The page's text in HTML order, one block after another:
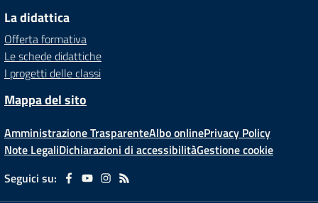
La didattica
Offerta formativa
Le schede didattiche
I progetti delle classi
Mappa del sito
Amministrazione TrasparenteAlbo onlinePrivacy Policy
Note LegaliDichiarazioni di accessibilitàGestione cookie
Seguici su: